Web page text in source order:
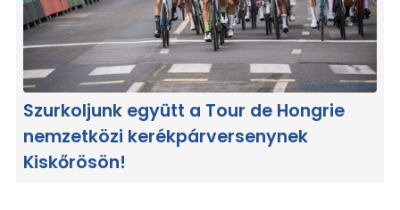
Szurkoljunk együtt a Tour de Hongrie
nemzetközi kerékpárversenynek
Kiskőrösön!